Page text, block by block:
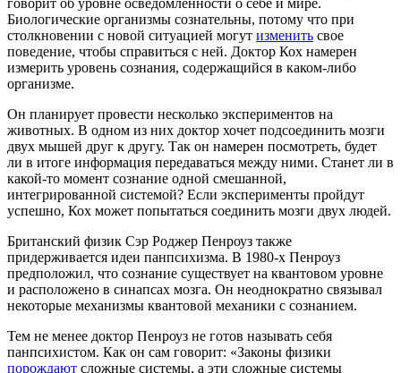
говорит об уровне осведомленности о себе и мире.
Биологические организмы сознательны, потому что при
столкновении с новой ситуацией могут изменить свое
поведение, чтобы справиться с ней. Доктор Кох намерен
измерить уровень сознания, содержащийся в каком-либо
организме.
Он планирует провести несколько экспериментов на
животных. В одном из них доктор хочет подсоединить мозги
двух мышей друг к другу. Так он намерен посмотреть, будет
ли в итоге информация передаваться между ними. Станет ли в
какой-то момент сознание одной смешанной,
интегрированной системой? Если эксперименты пройдут
успешно, Кох может попытаться соединить мозги двух людей.
Британский физик Сэр Роджер Пенроуз также
придерживается идеи панпсихизма. В 1980-х Пенроуз
предположил, что сознание существует на квантовом уровне
и расположено в синапсах мозга. Он неоднократно связывал
некоторые механизмы квантовой механики с сознанием.
Тем не менее доктор Пенроуз не готов называть себя
панпсихистом. Как он сам говорит: «Законы физики
порождают сложные системы, а эти сложные системы